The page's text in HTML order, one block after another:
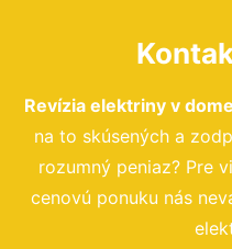
Revízia elektriny v
na to skúsených a
rozumný peniaz? Pre
cenovú ponuku nás